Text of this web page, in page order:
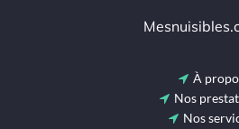
À
Nos
Nos